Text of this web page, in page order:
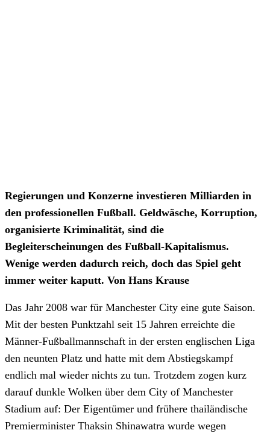
Regierungen und Konzerne investieren Milliarden in
den professionellen Fußball. Geldwäsche, Korruption,
organisierte Kriminalität, sind die
Begleiterscheinungen des Fußball-Kapitalismus.
Wenige werden dadurch reich, doch das Spiel geht
immer weiter kaputt. Von Hans Krause
Das Jahr 2008 war für Manchester City eine gute Saison.
Mit der besten Punktzahl seit 15 Jahren erreichte die
Männer-Fußballmannschaft in der ersten englischen Liga
den neunten Platz und hatte mit dem Abstiegskampf
endlich mal wieder nichts zu tun. Trotzdem zogen kurz
darauf dunkle Wolken über dem City of Manchester
Stadium auf: Der Eigentümer und frühere thailändische
Premierminister Thaksin Shinawatra wurde wegen